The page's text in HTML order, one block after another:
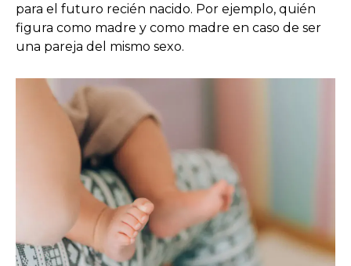
para el futuro recién nacido. Por ejemplo, quién
figura como madre y como madre en caso de ser
una pareja del mismo sexo.